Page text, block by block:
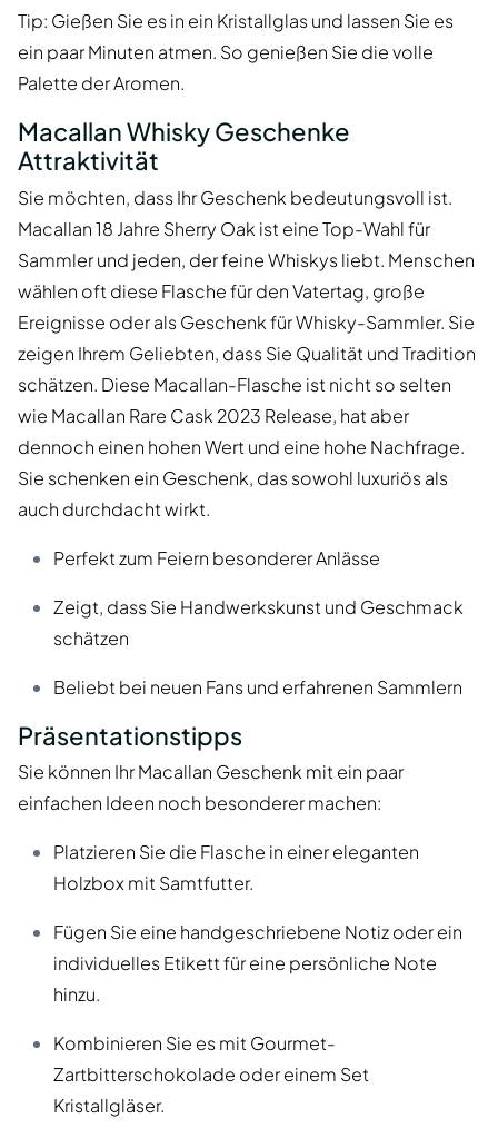
Tip: Gießen Sie es in ein Kristallglas und lassen Sie es
ein paar Minuten atmen. So genießen Sie die volle
Palette der Aromen.
Macallan Whisky Geschenke
Attraktivität
Sie möchten, dass Ihr Geschenk bedeutungsvoll ist.
Macallan 18 Jahre Sherry Oak ist eine Top-Wahl für
Sammler und jeden, der feine Whiskys liebt. Menschen
wählen oft diese Flasche für den Vatertag, große
Ereignisse oder als Geschenk für Whisky-Sammler. Sie
zeigen Ihrem Geliebten, dass Sie Qualität und Tradition
schätzen. Diese Macallan-Flasche ist nicht so selten
wie Macallan Rare Cask 2023 Release, hat aber
dennoch einen hohen Wert und eine hohe Nachfrage.
Sie schenken ein Geschenk, das sowohl luxuriös als
auch durchdacht wirkt.
Perfekt zum Feiern besonderer Anlässe
Zeigt, dass Sie Handwerkskunst und Geschmack
schätzen
Beliebt bei neuen Fans und erfahrenen Sammlern
Präsentationstipps
Sie können Ihr Macallan Geschenk mit ein paar
einfachen Ideen noch besonderer machen:
Platzieren Sie die Flasche in einer eleganten
Holzbox mit Samtfutter.
Fügen Sie eine handgeschriebene Notiz oder ein
individuelles Etikett für eine persönliche Note
hinzu.
Kombinieren Sie es mit Gourmet-
Zartbitterschokolade oder einem Set
Kristallgläser.